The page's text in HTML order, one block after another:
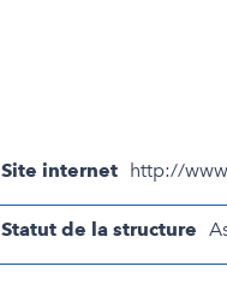
Site internet http://
Statut de la structure